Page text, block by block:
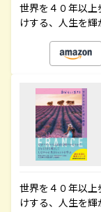
世界を４０年以
けする、人生を
世界を４０年以
けする、人生を